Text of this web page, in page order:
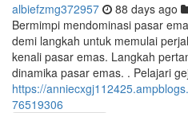
albiefzmg372957 88 days ago
Bermimpi mendominasi pasar
demi langkah untuk memulai
kenali pasar emas. Langkah
dinamika pasar emas. . Pelajari
https://
76519306